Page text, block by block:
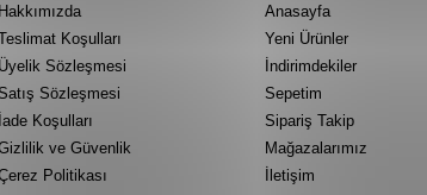
Hakkımızda
Koşulları
Üyelik Sözleşmesi
Sözleşmesi
İade Koşulları
ve Güvenlik
Politikası
Anasayfa
Yeni Ürünler
İndirimdekiler
Sepetim
Sipariş Takip
Mağazalarımız
İletişim